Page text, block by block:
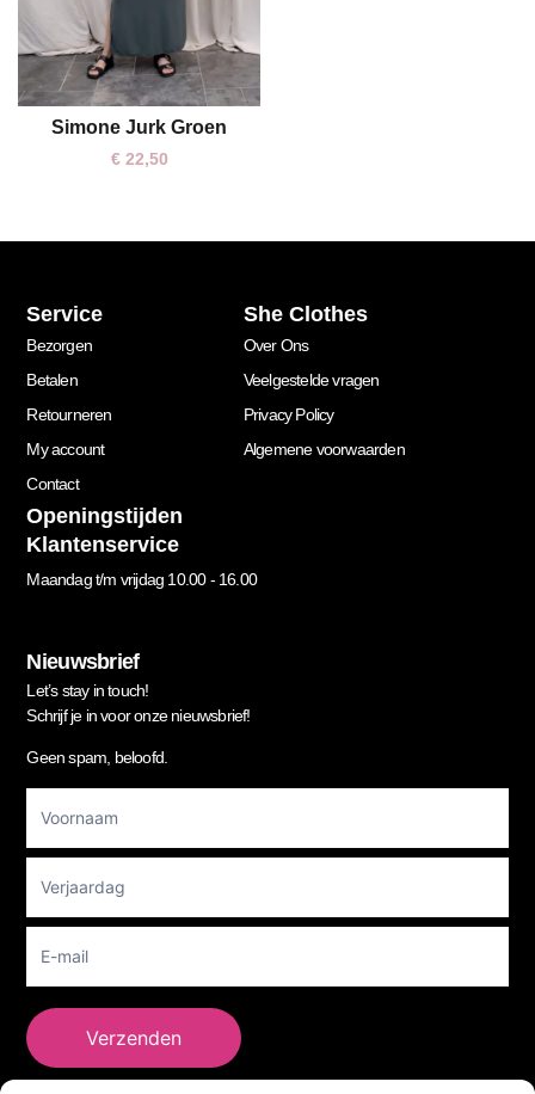
One size
Simone Jurk Groen
€22,50
Service
Bezorgen
Betalen
Retourneren
My account
Contact
She Clothes
Over Ons
Veelgestelde vragen
Privacy Policy
Algemene voorwaarden
Openingstijden
Klantenservice
Maandag t/m vrijdag 10.00 - 16.00
Nieuwsbrief
Let’s stay in touch!
Schrijf je in voor onze nieuwsbrief!
Geen spam, beloofd.
Newsletter
Verzenden